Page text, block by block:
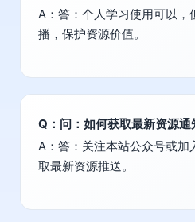
A：答：个人学习使用可以，
播，保护资源价值。
Q：问：如何获取最新资源通
A：答：关注本站公众号或加
取最新资源推送。